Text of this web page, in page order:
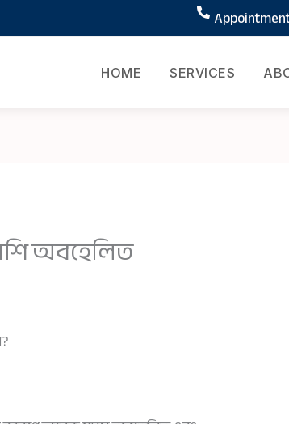
HOME SERVICES
অবহেলিত